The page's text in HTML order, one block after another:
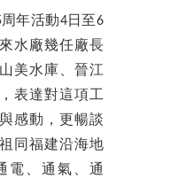
年活動4日至6
水廠幾任廠長
美水庫、晉江
表達對這項工
感動，更暢談
同福建沿海地
電、通氣、通